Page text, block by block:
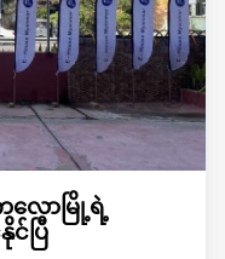
လောမြို့ရဲ့
ပြီ